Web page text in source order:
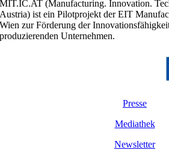
MIT.IC.AT (Manufacturing. Innovation.
Austria) ist ein Pilotprojekt der EIT
Wien zur Förderung der
produzierenden Unternehmen.
Presse
Mediathek
Newsletter